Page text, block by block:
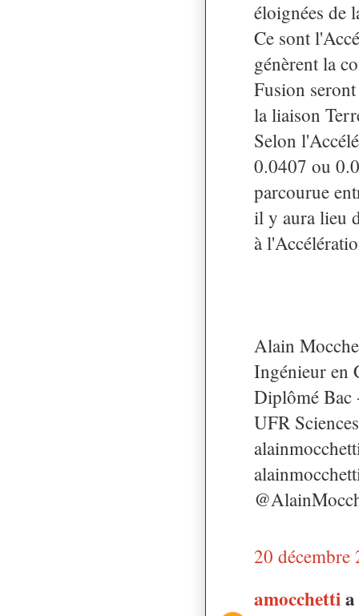
éloignées de
Ce sont
génèrent la
Fusion
la liaison
Selon
0.0407 ou
parcourue
il y aura lieu
à
Alain
Ingénieur en
Diplômé Bac
UFR
20 décembre
amocchetti